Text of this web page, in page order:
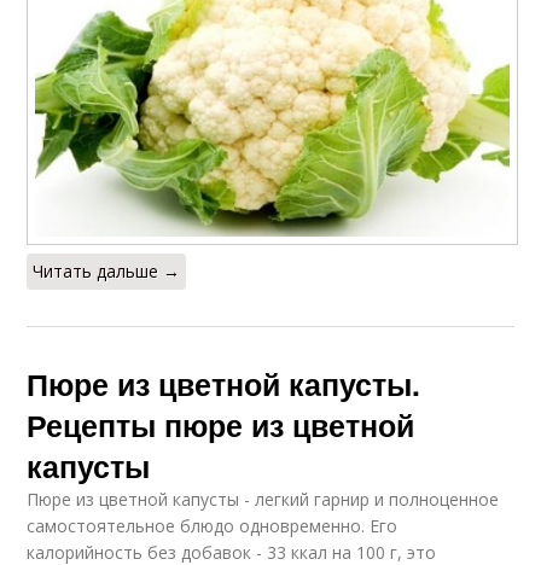
Читать дальше →
Пюре из цветной капусты.
Рецепты пюре из цветной
капусты
Пюре из цветной капусты - легкий гарнир и полноценное
самостоятельное блюдо одновременно. Его
калорийность без добавок - 33 ккал на 100 г, это